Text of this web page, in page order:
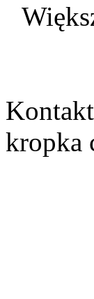
kropka